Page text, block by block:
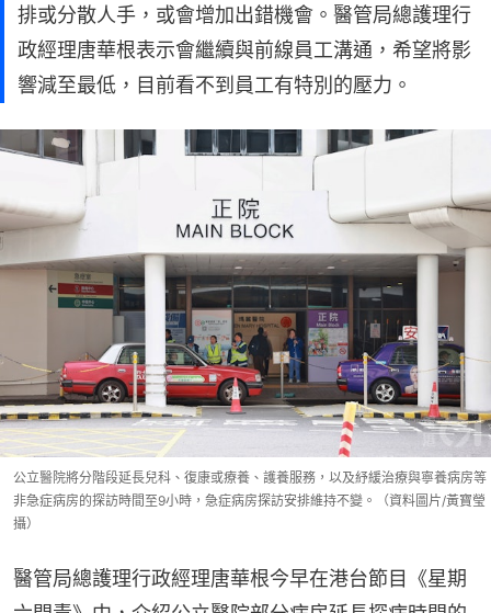
排或分散人手，或會增加出錯機會。醫管局總護理行
政經理唐華根表示會繼續與前線員工溝通，希望將影
響減至最低，目前看不到員工有特別的壓力。
公立醫院將分階段延長兒科、復康或療養、護養服務，以及紓緩治療與寧養病房等
非急症病房的探訪時間至9小時，急症病房探訪安排維持不變。（資料圖片/黃寶瑩
攝）
醫管局總護理行政經理唐華根今早在港台節目《星期